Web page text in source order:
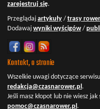
zarejestruj się.
Przeglądaj artykuły / trasy
Dodawaj wyniki wyścigów/
Kontakt, o stronie
Wszelkie uwagi dotyczące
redakcja@czasnarower.pl.
Jeśli masz kłopot lub nie wiesz
pomoc@czasnarower.pl.